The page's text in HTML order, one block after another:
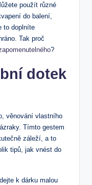
použít různé
do balení,
to doplníte
Tak proč
?
dotek
věnování vlastního
Tímto gestem
záleží, a to
tipů, jak vnést do
k dárku malou